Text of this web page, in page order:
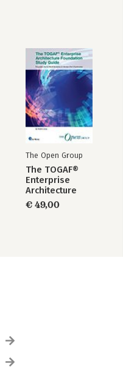
The Open Group
The TOGAF®
Enterprise
Architecture
Foundation Study
Guide
€ 49,00